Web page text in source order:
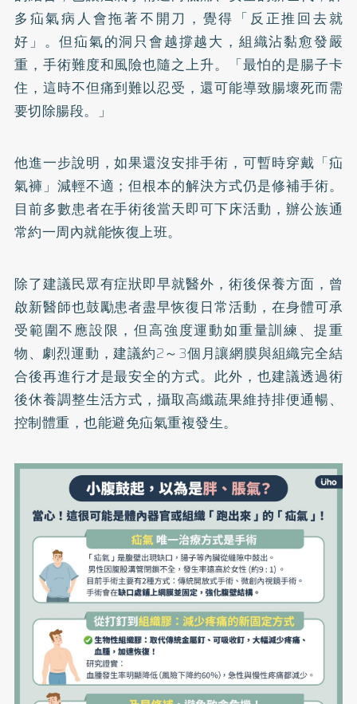
多疝氣病人會拖著不開刀，覺得「反正推回去就
好」。但疝氣的洞只會越撐越大，組織沾黏愈發嚴
重，手術難度和風險也隨之上升。「最怕的是腸子卡
住，這時不但痛到難以忍受，還可能導致腸壞死而需
要切除腸段。」
他進一步說明，如果還沒安排手術，可暫時穿戴「疝
氣褲」減輕不適；但根本的解決方式仍是修補手術。
目前多數患者在手術後當天即可下床活動，辦公族通
常約一周內就能恢復上班。
除了建議民眾有症狀即早就醫外，術後保養方面，曾
啟新醫師也鼓勵患者盡早恢復日常活動，在身體可承
受範圍不應設限，但高強度運動如重量訓練、提重
物、劇烈運動，建議約2～3個月讓網膜與組織完全結
合後再進行才是最安全的方式。此外，也建議透過術
後休養調整生活方式，攝取高纖蔬果維持排便通暢、
控制體重，也能避免疝氣重複發生。